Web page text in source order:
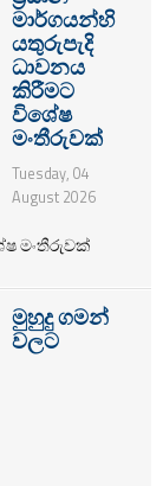
මාර්ගයන්හි
යතුරුපැදි
ධාවනය
කිරීමට
විශේෂ
මංතීරුවක්
Tuesday, 04
August 2026
මංතීරුවක්
මුහුදු ගමන්
වලට